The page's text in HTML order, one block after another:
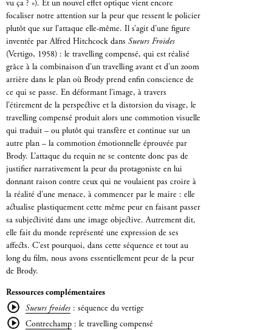
vu ça ? »). Et un nouvel effet optique vient encore
focaliser notre attention sur la peur que ressent le policier
plutôt que sur l’attaque elle-même. Il s’agit d’une figure
inventée par Alfred Hitchcock dans Sueurs Froides
(Vertigo, 1958) : le travelling compensé, qui est réalisé
grâce à la combinaison d’un travelling avant et d’un zoom
arrière dans le plan où Brody prend enfin conscience de
ce qui se passe. En déformant l’image, à travers
l’étirement de la perspective et la distorsion du visage, le
travelling compensé produit alors une commotion visuelle
qui traduit – ou plutôt qui transfère et continue sur un
autre plan – la commotion émotionnelle éprouvée par
Brody. L’attaque du requin ne se contente donc pas de
justifier narrativement la peur du protagoniste en lui
donnant raison contre ceux qui ne voulaient pas croire à
la réalité d’une menace, à commencer par le maire : elle
actualise plastiquement cette même peur en faisant passer
sa subjectivité dans une image objective. Autrement dit,
elle fait du monde représenté une expression de ses
affects. C’est pourquoi, dans cette séquence et tout au
long du film, nous avons essentiellement peur de la peur
de Brody.
Ressources complémentaires
Sueurs froides : séquence du vertige
Contrechamp : le travelling compensé